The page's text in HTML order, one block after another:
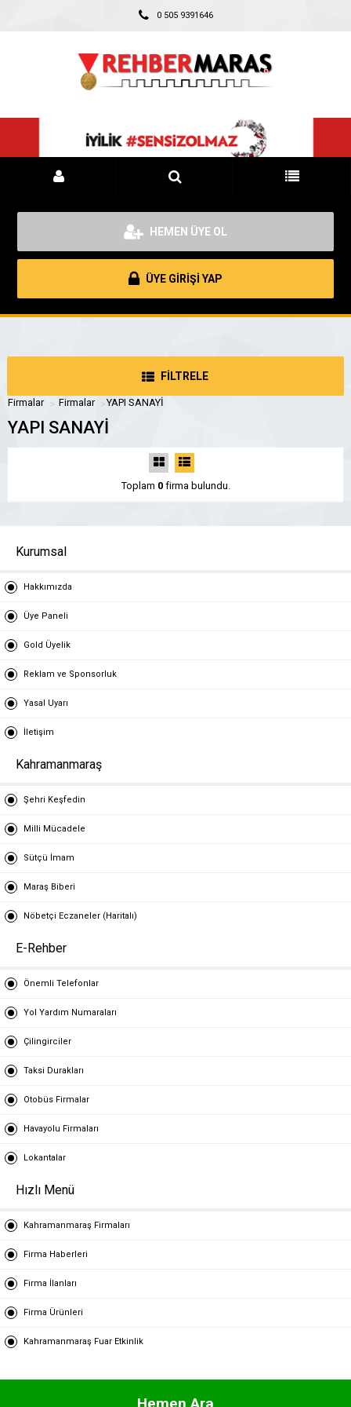
0 505 9391646
HEMEN ÜYE OL
ÜYE GİRİŞİ YAP
FİLTRELE
Firmalar Firmalar YAPI SANAYİ
YAPI SANAYİ
Toplam 0firma bulundu.
Kurumsal
Hakkımızda
Üye Paneli
Gold Üyelik
Reklam ve Sponsorluk
Yasal Uyarı
İletişim
Kahramanmaraş
Şehri Keşfedin
Milli Mücadele
Sütçü İmam
Maraş Biberi
Nöbetçi Eczaneler (Haritalı)
E-Rehber
Önemli Telefonlar
Yol Yardım Numaraları
Çilingirciler
Taksi Durakları
Otobüs Firmalar
Havayolu Firmaları
Lokantalar
Hızlı Menü
Kahramanmaraş Firmaları
Firma Haberleri
Firma İlanları
Firma Ürünleri
Kahramanmaraş Fuar Etkinlik
Hemen Ara